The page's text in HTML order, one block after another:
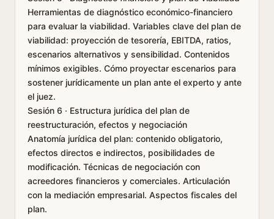
Herramientas de diagnóstico económico-financiero
para evaluar la viabilidad. Variables clave del plan de
viabilidad: proyección de tesorería, EBITDA, ratios,
escenarios alternativos y sensibilidad. Contenidos
mínimos exigibles. Cómo proyectar escenarios para
sostener jurídicamente un plan ante el experto y ante
el juez.
Sesión 6 · Estructura jurídica del plan de
reestructuración, efectos y negociación
Anatomía jurídica del plan: contenido obligatorio,
efectos directos e indirectos, posibilidades de
modificación. Técnicas de negociación con
acreedores financieros y comerciales. Articulación
con la mediación empresarial. Aspectos fiscales del
plan.